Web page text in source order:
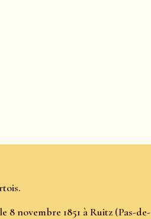
8 novembre 1851 à Ruitz (Pas-de-